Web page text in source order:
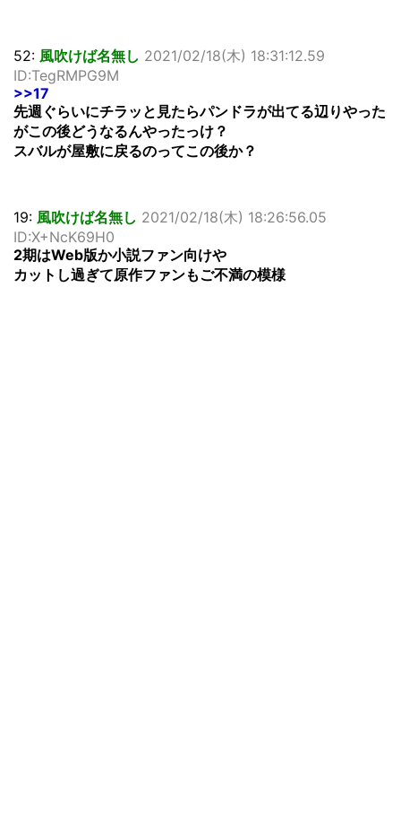
52: 風吹けば名無し 2021/02/18(木) 18:31:12.59
ID:TegRMPG9M
>>17
先週ぐらいにチラッと見たらパンドラが出てる辺りやった
がこの後どうなるんやったっけ？
スバルが屋敷に戻るのってこの後か？
19: 風吹けば名無し 2021/02/18(木) 18:26:56.05
ID:X+NcK69H0
2期はWeb版か小説ファン向けや
カットし過ぎて原作ファンもご不満の模様